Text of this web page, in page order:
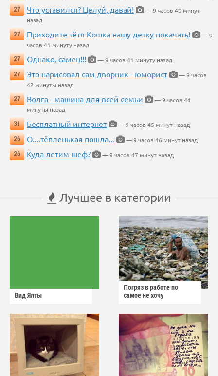
27
Что уставился? Целуй, давай!
— 9 часов 40 минут
назад
27
Приходите тётя Кошка нашу детку покачать!
— 9
часов 41 минуту назад
27
Однако, самец!!!
— 9 часов 41 минуту назад
27
Это нарисовал сам дворник - юморист
— 9 часов
42 минуты назад
27
Волга - машина для всей семьи
— 9 часов 44
минуты назад
31
Бесплатный интернет
— 9 часов 45 минут назад
26
О....тёпленькая пошла...
— 9 часов 46 минут назад
26
Куда летим шеф? — 9 часов 47 минут назад
Лучшее в категории
Вид Ялты
Погряз в работе по
самое не хочу